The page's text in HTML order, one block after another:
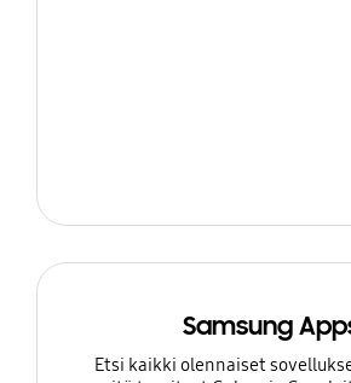
Samsung
Etsi kaikki olennaiset